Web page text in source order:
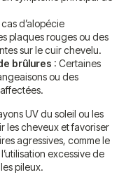
cas d’alopécie
plaques rouges ou des
sur le cuir chevelu.
brûlures : Certaines
ou des
UV du soleil ou les
les cheveux et favoriser
agressives, comme le
excessive de
pileux.